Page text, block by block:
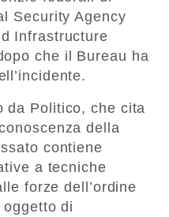
Security Agency
Infrastructure
che il Bureau ha
da Politico, che cita
della
contiene
a tecniche
forze dell’ordine
oggetto di